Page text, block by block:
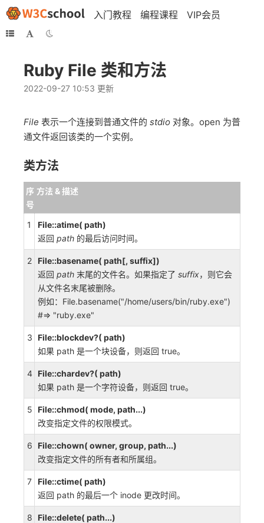
入门教程 编程课程 VIP会员
Ruby File 类和方法
2022-09-27 10:53 更新
File 表示一个连接到普通文件的 stdio 对象。open 为普
通文件返回该类的一个实例。
类方法
序
号
方法 & 描述
1
File::atime( path)
返回 path 的最后访问时间。
2
File::basename( path[, suffix])
返回 path 末尾的文件名。如果指定了 suffix，则它会
从文件名末尾被删除。
例如：File.basename("/home/users/bin/ruby.exe")
#=> "ruby.exe"
3 File::blockdev?( path)
如果 path 是一个块设备，则返回 true。
4 File::chardev?( path)
如果 path 是一个字符设备，则返回 true。
5 File::chmod( mode, path...)
改变指定文件的权限模式。
6
File::chown( owner, group, path...)
改变指定文件的所有者和所属组。
7 File::ctime( path)
返回 path 的最后一个 inode 更改时间。
8
File::delete( path...)